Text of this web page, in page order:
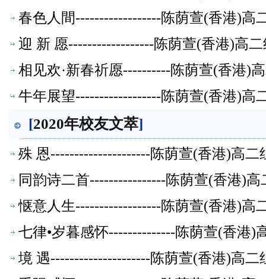
春色人間------------------陈荫萱(香港)高
迎 新 愿------------------陈荫萱(香港)高
相见欢·新春祈愿----------陈荫萱(香港)
牛年展望------------------陈荫萱(香港)高
[2020年校友文萃]
殊 恩---------------------陈荫萱(香港)高二
同韵诗二首----------------陈荫萱(香港)
惬意人生------------------陈荫萱(香港)高
七律•岁暮感怀--------------陈荫萱(香港)
境 遇---------------------陈荫萱(香港)高二